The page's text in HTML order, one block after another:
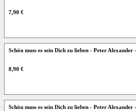
7,90 €
Schön muss es sein Dich zu lieben - Peter
8,90 €
Schön muss es sein Dich zu lieben - Peter